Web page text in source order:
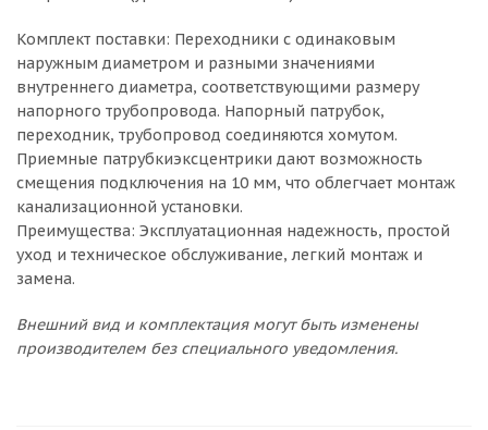
Комплект поставки: Переходники с одинаковым
наружным диаметром и разными значениями
внутреннего диаметра, соответствующими размеру
напорного трубопровода. Напорный патрубок,
переходник, трубопровод соединяются хомутом.
Приемные патрубкиэксцентрики дают возможность
смещения подключения на 10 мм, что облегчает монтаж
канализационной установки.
Преимущества: Эксплуатационная надежность, простой
уход и техническое обслуживание, легкий монтаж и
замена.
Внешний вид и комплектация могут быть изменены
производителем без специального уведомления.